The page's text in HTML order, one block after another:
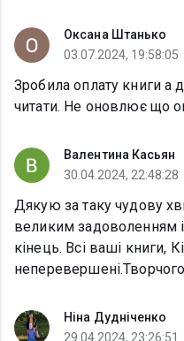
Оксана Штанько
03.07.2024, 19:58:05
Зробила оплату книги а
читати. Не оновлює що
Валентина Касьян
30.04.2024, 22:48:28
Дякую за таку чудову
великим задоволенням
кінець. Всі ваші книги,
Ніна Дудніченко
29.04.2024, 23:26:51